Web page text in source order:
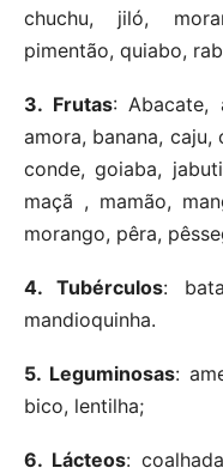
chuchu, jiló,
pimentão, quiabo,
3. Frutas: Abacate,
amora, banana,
conde, goiaba,
maçã , mamão,
morango, pêra,
4. Tubérculos:
mandioquinha.
5. Leguminosas:
bico, lentilha;
6. Lácteos: